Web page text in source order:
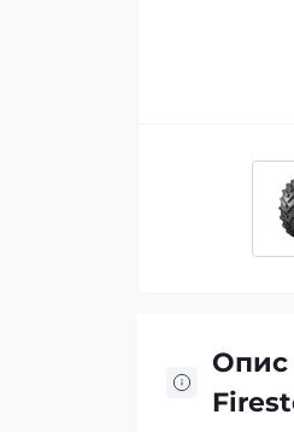
Опис